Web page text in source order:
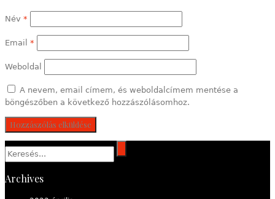
Név *
Email *
Weboldal
A nevem, email címem, és weboldalcímem mentése a
böngészőben a következő hozzászólásomhoz.
Archives